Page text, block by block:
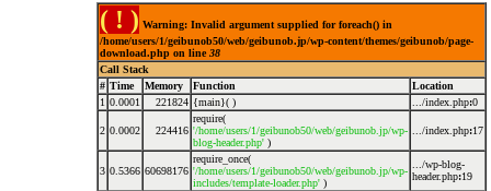
( ! ) Warning: Invalid argument supplied for foreach() in
/home/users/1/geibunob50/web/geibunob.jp/wp-content/themes/geibunob/page-
download.php on line38
Call Stack
# Time Memory Function
Location
1 0.0001 221824 {main}( ) .../index.php:0
2 0.0002 224416
require(
'/home/users/1/geibunob50/web/geibunob.jp/wp-
blog-header.php' )
.../index.php:17
3 0.5366 60698176
require_once(
'/home/users/1/geibunob50/web/geibunob.jp/wp-
includes/template-loader.php' )
.../wp-blog-
header.php:19